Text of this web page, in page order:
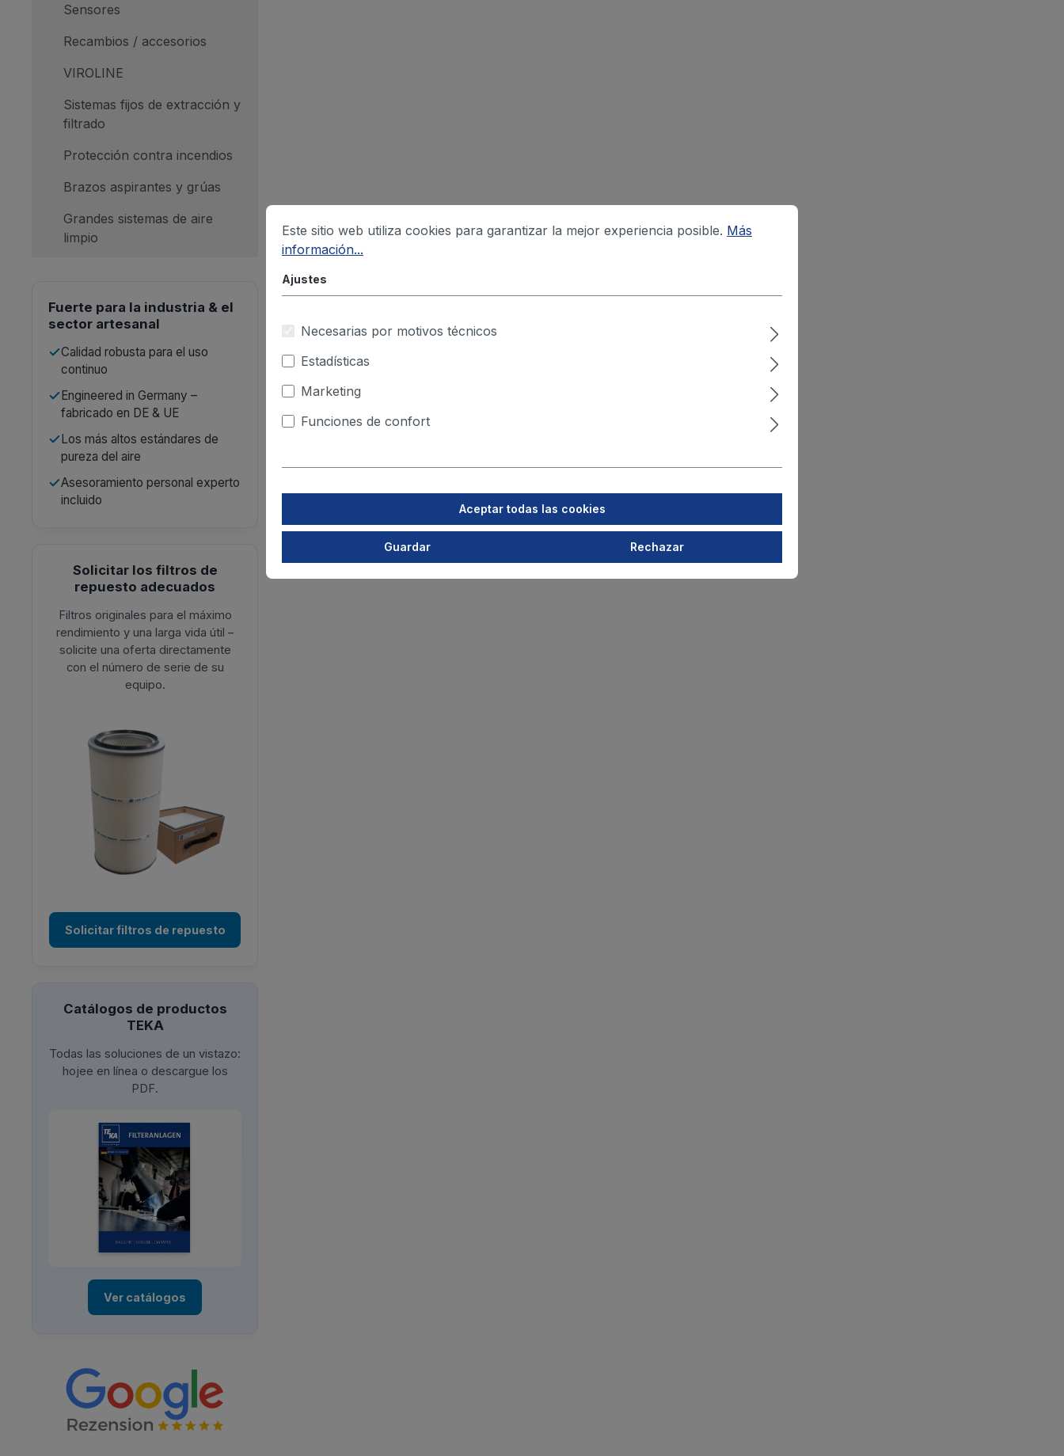
Sensores
Recambios / accesorios
VIROLINE
Sistemas fijos de extracción y
filtrado
Protección contra incendios
Brazos aspirantes y grúas
Grandes sistemas de aire
limpio
Fuerte para la industria & el
sector artesanal
Calidad robusta para el uso
continuo
Engineered in Germany –
fabricado en DE & UE
Los más altos estándares de
pureza del aire
Asesoramiento personal experto
incluido
Solicitar los filtros de
repuesto adecuados
Filtros originales para el máximo
rendimiento y una larga vida útil –
solicite una oferta directamente
con el número de serie de su
equipo.
Solicitar filtros de repuesto
Catálogos de productos
TEKA
Todas las soluciones de un vistazo:
hojee en línea o descargue los
PDF.
Ver catálogos
Este sitio web utiliza cookies para garantizar la mejor experiencia posible. Más
información...
Ajustes
Necesarias por motivos técnicos
Estadísticas
Marketing
Funciones de confort
Aceptar todas las cookies
Guardar Rechazar